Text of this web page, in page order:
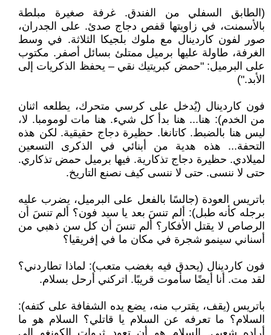
(الطابق السفلي من الفندق. غرفة صغيرة مبلطة
بالأسمنت، في زاويتها قفص دجاج صدئ. على الجدران،
صور لفون كاردينال مع ملوك بلجيكا الثلاثة. في وسط
الغرفة، طاولة عليها برميل ممتلئ بسائل أصفر. مكتوب
على البرميل: "حمض كبريتيك نقي – يحفظ الذكريات إلى
الأبد.")
فون كاردينال (يُدخل على كرسي متحرك، يطلعه اثنان
من الخدم): هنا... هنا بدأ كل شيء. هنا مات لومومبا. لا،
ليس هنا بالضبط. كاتانغا. حظيرة دجاج حقيقية. لكن هذه
التحفة... هذه هدية من أبنائي في الذكرى التسعين
لميلادي. حظيرة دجاج تذكارية. فيها برميل حمض تذكاري.
حتى لا ننسى. حتى لا ننسى كيف نصنع التاريخ.
باتريس العودة (جالسًا بالفعل على البرميل، يضرب عليه
برجله كأنه طبل): ألم تنسَ بعد يا سيد فون؟ ألم تنسَ أن
الرصاص لا يقتل الأفكار؟ ألم تنسَ أن كل سن ذهبي من
أسناني سينمو شجرة في مكان ما في إفريقيا؟
فون كاردينال (يحدق فيه بغضب متعب): لماذا تطاردني؟
لقد مت. أنا أيضًا سأموت قريبًا. اتركني أرحل بسلام.
باتريس (يقف، يقترب منه، يضع يده الشفافة على كتفه):
السلام؟ ما تعرفه عن السلام يا قاتلي؟ السلام هو ما